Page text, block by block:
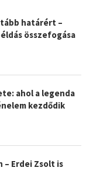
határért –
összefogása
ahol a legenda
kezdődik
– Erdei Zsolt is